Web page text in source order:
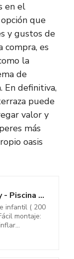
en el
que
y gustos de
compra, es
la
de
En definitiva,
puede
valor y
más
oasis
Bestway 54150 Family - Piscina Hinchable para niños, 200 x 146 x 48 cm,...
infantil ( 200
montaje: